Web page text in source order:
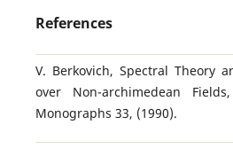
References
V. Berkovich, Spectral Theory
over Non-archimedean
Monographs 33, (1990).